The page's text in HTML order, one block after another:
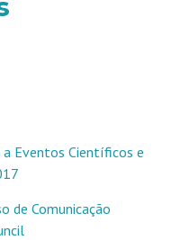
Eventos Científicos e
de Comunicação